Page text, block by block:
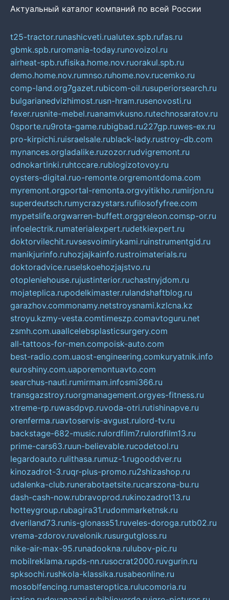
Актуальный каталог компаний по всей России
t25-tractor.runashicveti.rualutex.spb.rufas.ru
gbmk.spb.ruromania-today.runovoizol.ru
airheat-spb.rufisika.home.nov.ruorakul.spb.ru
demo.home.nov.rumnso.ruhome.nov.rucemko.ru
comp-land.org7gazet.rubicom-oil.rusuperiorsearch.ru
bulgarianedvizhimost.rusn-hram.rusenovosti.ru
fexer.rusnite-mebel.ruanamvkusno.rutechnosaratov.ru
0sporte.ru9rota-game.rubigbad.ru227gp.ruwes-ex.ru
pro-kirpichi.ruisraelsale.rublack-lady.rustroy-db.com
mynances.orgladalike.ruzozor.rudvigremont.ru
odnokartinki.ruhtccare.rublogizotovoy.ru
oysters-digital.ruo-remonte.orgremontdoma.com
myremont.orgportal-remonta.orgvyitikho.rumirjon.ru
superdeutsch.rumycrazystars.rufilosofyfree.com
mypetslife.orgwarren-buffett.orggreleon.comsp-or.ru
infoelectrik.rumaterialexpert.rudetkiexpert.ru
doktorvilechit.ruvsesvoimirykami.ruinstrumentgid.ru
manikjurinfo.ruhozjajkainfo.rustroimaterials.ru
doktoradvice.ruselskoehozjajstvo.ru
otopleniehouse.rujustinterior.ruchastnyjdom.ru
mojateplica.rupodelkimaster.rulandshaftblog.ru
garazhov.commonamy.netstroysnami.kzlcna.kz
stroyu.kzmy-vesta.comtimeszp.comavtoguru.net
zsmh.com.uaallcelebsplasticsurgery.com
all-tattoos-for-men.compoisk-auto.com
best-radio.com.uaost-engineering.comkuryatnik.info
euroshiny.com.uaporemontuavto.com
searchus-nauti.rumirmam.infosmi366.ru
transgazstroy.ruorgmanagement.orgyes-fitness.ru
xtreme-rp.ruwasdpvp.ruvoda-otri.rutishinapve.ru
orenferma.ruavtoservis-avgust.rulord-tv.ru
backstage-682-music.rulordfilm7.rulordfilm13.ru
prime-cars63.ruun-believable.rucodetool.ru
legardoauto.rulithasa.rumuz-1.rugooddver.ru
kinozadrot-3.ruqr-plus-promo.ru2shizashop.ru
udalenka-club.runerabotaetsite.rucarszona-bu.ru
dash-cash-now.rubravoprod.rukinozadrot13.ru
hotteygroup.rubagira31.rudommarketnsk.ru
dveriland73.runis-glonass51.ruveles-doroga.rutb02.ru
vrema-zdorov.ruvelonik.rusurgutgloss.ru
nike-air-max-95.runadookna.rulubov-pic.ru
mobilreklama.rupds-nn.rusocrat2000.ruvgurin.ru
spksochi.rushkola-klassika.rusabeonline.ru
mosoblfencing.rumasteroptica.rulucomoria.ru